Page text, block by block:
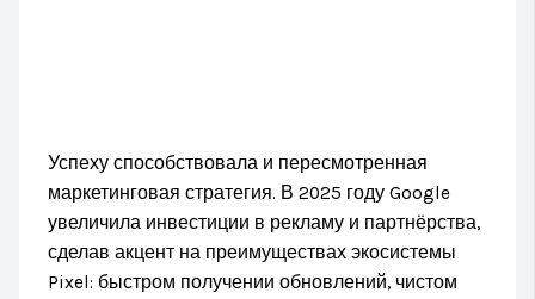
Успеху способствовала и пересмотренная
маркетинговая стратегия. В 2025 году Google
увеличила инвестиции в рекламу и партнёрства,
сделав акцент на преимуществах экосистемы
Pixel: быстром получении обновлений, чистом